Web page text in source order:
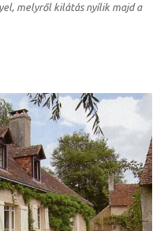
melyről kilátás nyílik majd a